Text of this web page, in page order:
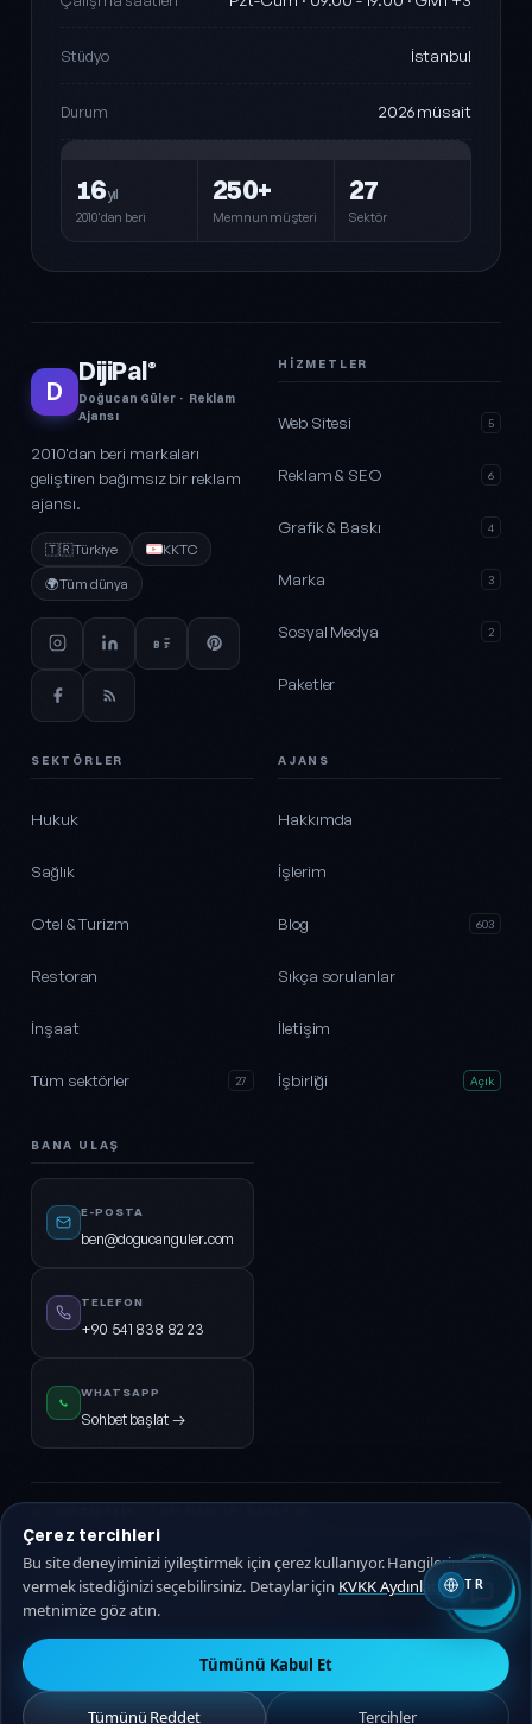
Stüdyo İstanbul
Durum 2026 müsait
16yıl
2010'dan beri
250+
Memnun müşteri
27
Sektör
D
DijiPal®
Doğucan Güler · Reklam
Ajansı
2010'dan beri markaları
geliştiren bağımsız bir reklam
ajansı.
🇹🇷Türkiye
KKTC
🌍Tüm dünya
HIZMETLER
Web Sitesi 5
Reklam & SEO 6
Grafik & Baskı 4
Marka 3
Sosyal Medya 2
Paketler
SEKTÖRLER
Hukuk
Sağlık
Otel & Turizm
Restoran
İnşaat
Tüm sektörler 27
AJANS
Hakkımda
İşlerim
Blog 603
Sıkça sorulanlar
İletişim
İşbirliği Açık
BANA ULAŞ
E-POSTA
ben@dogucanguler.com
TELEFON
+90 541 838 82 23
WHATSAPP
Sohbet başlat →
KVKK AydınlatmaGizlilik Politikası
🇹🇷 Türkçe 🇬🇧 EN
TR
Çerez tercihleri
Bu site deneyiminizi iyileştirmek için çerez kullanıyor. Hangilerine izin
vermek istediğinizi seçebilirsiniz. Detaylar için KVKK Aydınlatma
metnimize göz atın.
Tümünü Kabul Et
Tümünü Reddet Tercihler